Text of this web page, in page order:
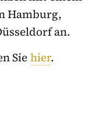
Hamburg,
an.
Siehier.